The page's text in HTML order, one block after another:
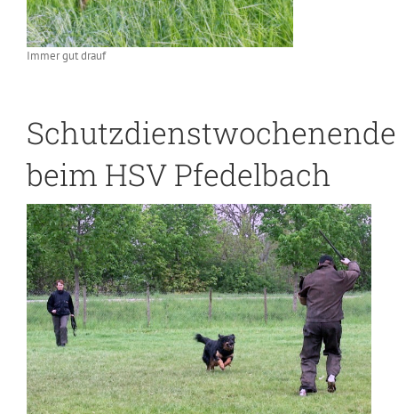
Immer gut drauf
Schutzdienstwochenende
beim HSV Pfedelbach